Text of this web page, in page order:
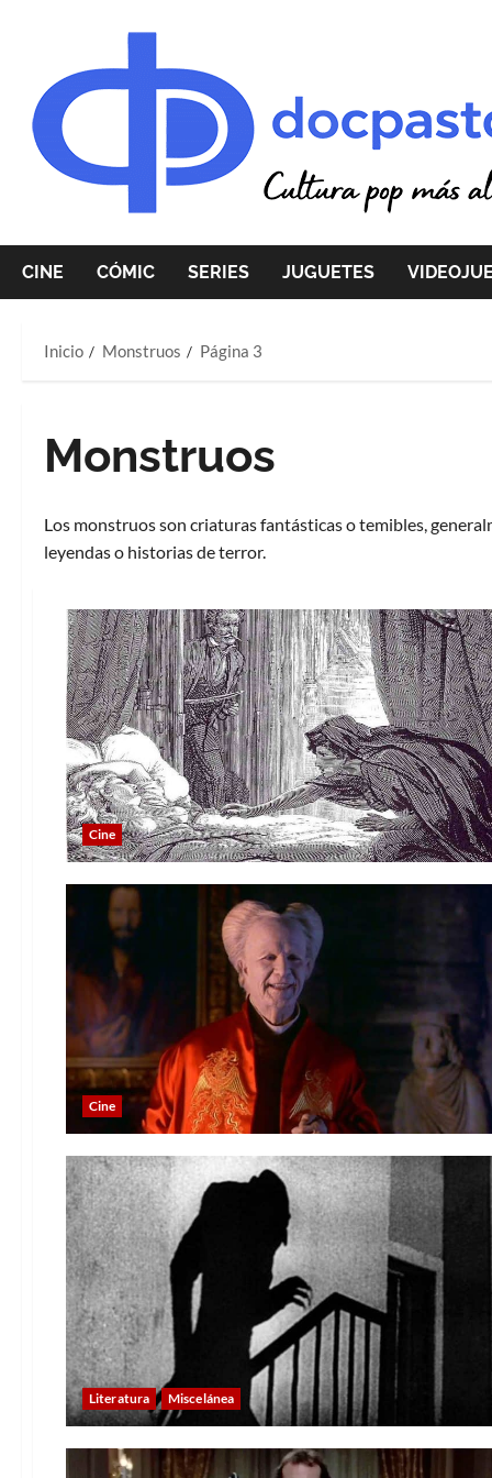
contenido
CINE CÓMIC SERIES JUGUETES
Inicio Monstruos Página 3
Monstruos
Los monstruos son criaturas fantásticas o temibles,
leyendas o historias de terror.
Cine
Cine
Literatura Miscelánea